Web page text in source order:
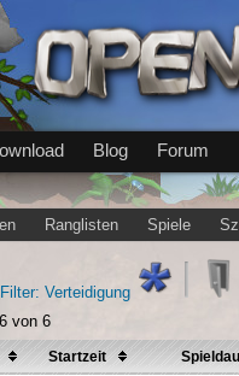
Blog Forum
Ranglisten Spiele
von 6
Startzeit